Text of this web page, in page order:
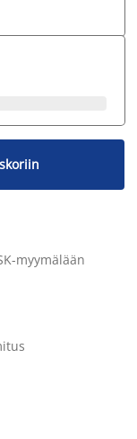
myymälään